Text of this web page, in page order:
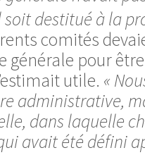
soit destitué à la
comités
générale pour
utile. «
administrative,
dans laquelle
avait été défini